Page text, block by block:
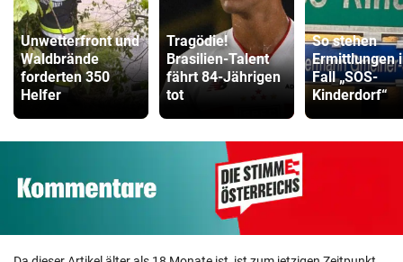
Unwetterfront und
Waldbrände
forderten 350
Helfer
Tragödie!
Brasilien-Talent
fährt 84-Jährigen
tot
So stehen
Ermittlungen
Fall „SOS-
Kinderdorf“